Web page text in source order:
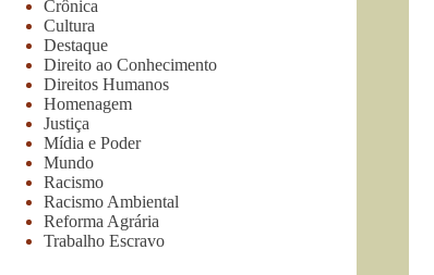
Crônica
Cultura
Destaque
Direito ao Conhecimento
Direitos Humanos
Homenagem
Justiça
Mídia e Poder
Mundo
Racismo
Racismo Ambiental
Reforma Agrária
Trabalho Escravo